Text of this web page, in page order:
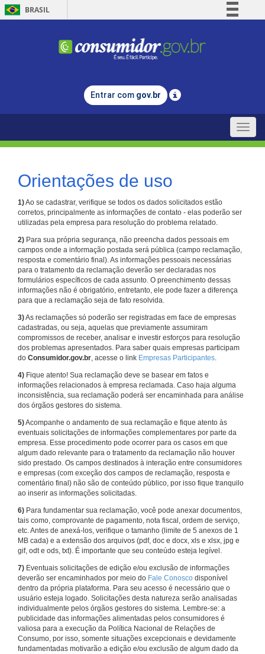
BRASIL
Comunica BR
Legislação
Entrar com gov.br
Toggle
Orientações de uso
1)Ao se cadastrar, verifique se todos os dados solicitados estão
corretos, principalmente as informações de contato - elas poderão ser
utilizadas pela empresa para resolução do problema relatado.
2) Para sua própria segurança, não preencha dados pessoais em
campos onde a informação postada será pública (campo reclamação,
resposta e comentário final). As informações pessoais necessárias
para o tratamento da reclamação deverão ser declaradas nos
formulários específicos de cada assunto. O preenchimento dessas
informações não é obrigatório, entretanto, ele pode fazer a diferença
para que a reclamação seja de fato resolvida.
3)As reclamações só poderão ser registradas em face de empresas
cadastradas, ou seja, aquelas que previamente assumiram
compromissos de receber, analisar e investir esforços para resolução
dos problemas apresentados. Para saber quais empresas participam
do Consumidor.gov.br, acesse o link Empresas Participantes.
4) Fique atento! Sua reclamação deve se basear em fatos e
informações relacionados à empresa reclamada. Caso haja alguma
inconsistência, sua reclamação poderá ser encaminhada para análise
dos órgãos gestores do sistema.
5)Acompanhe o andamento de sua reclamação e fique atento às
eventuais solicitações de informações complementares por parte da
empresa. Esse procedimento pode ocorrer para os casos em que
algum dado relevante para o tratamento da reclamação não houver
sido prestado. Os campos destinados à interação entre consumidores
e empresas (com exceção dos campos de reclamação, resposta e
comentário final) não são de conteúdo público, por isso fique tranquilo
ao inserir as informações solicitadas.
6) Para fundamentar sua reclamação, você pode anexar documentos,
tais como, comprovante de pagamento, nota fiscal, ordem de serviço,
etc. Antes de anexá-los, verifique o tamanho (limite de 5 anexos de 1
MB cada) e a extensão dos arquivos (pdf, doc e docx, xls e xlsx, jpg e
gif, odt e ods, txt). É importante que seu conteúdo esteja legível.
7) Eventuais solicitações de edição e/ou exclusão de informações
deverão ser encaminhados por meio do Fale Conosco disponível
dentro da própria plataforma. Para seu acesso é necessário que o
usuário esteja logado. Solicitações desta natureza serão analisadas
individualmente pelos órgãos gestores do sistema. Lembre-se: a
publicidade das informações alimentadas pelos consumidores é
valiosa para a execução da Política Nacional de Relações de
Consumo, por isso, somente situações excepcionais e devidamente
fundamentadas motivarão a edição e/ou exclusão de algum dado da